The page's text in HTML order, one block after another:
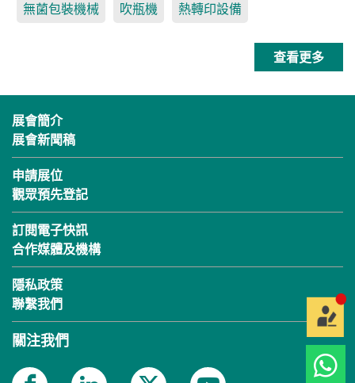
無菌包裝機械 吹瓶機 熱轉印設備
查看更多
展會簡介
展會新聞稿
申請展位
觀眾預先登記
訂閱電子快訊
合作媒體及機構
隱私政策
聯繫我們
關注我們